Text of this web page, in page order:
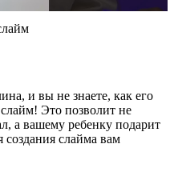
и вы не знаете, как его
Это позволит не
а вашему ребенку подарит
слайма вам